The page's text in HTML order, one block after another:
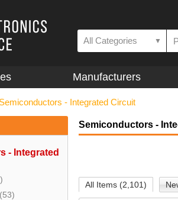
All Categories ▼
Manufacturers
Semiconductors - Integrated Circuit
- Integrated
(53)
Semiconductors -
All Items (2,101)